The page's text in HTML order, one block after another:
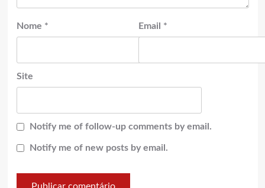
Nome * Email *
Site
Notify me of follow-up comments by email.
Notify me of new posts by email.